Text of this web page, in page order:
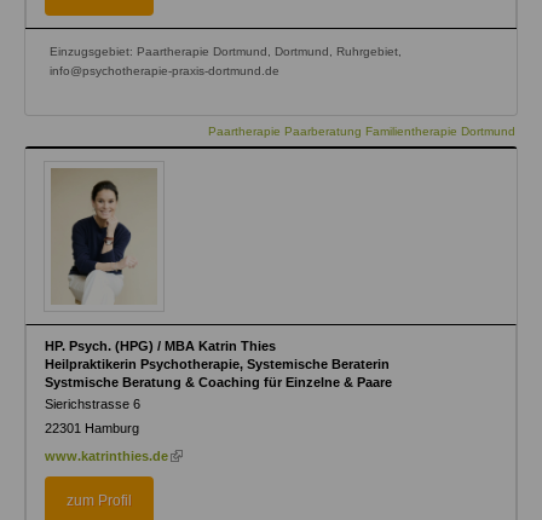
Einzugsgebiet: Paartherapie Dortmund, Dortmund, Ruhrgebiet,
info@psychotherapie-praxis-dortmund.de
Paartherapie Paarberatung Familientherapie Dortmund
HP. Psych. (HPG) / MBA Katrin Thies
Heilpraktikerin Psychotherapie, Systemische Beraterin
Systmische Beratung & Coaching für Einzelne & Paare
Sierichstrasse 6
22301
Hamburg
www.katrinthies.de (link
zum Profil